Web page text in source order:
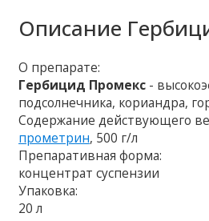
Описание
О препарате:
Гербицид Промекс -
подсолнечника, кориандра,
Содержание действующего
прометрин, 500 г/л
Препаративная форма:
концентрат суспензии
Упаковка:
20 л